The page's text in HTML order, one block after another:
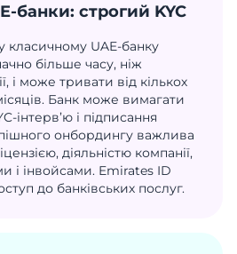
банки: строгий KYC
класичному UAE-банку
більше часу, ніж
і може тривати від кількох
Банк може вимагати
інтерв’ю і підписання
онбордингу важлива
діяльністю компанії,
і інвойсами. Emirates ID
до банківських послуг.